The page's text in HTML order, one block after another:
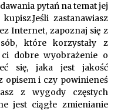
stół do jadalni? poradnik
opakowaniowe
różnych branż
pytań na temat jej
zastanawiasz
Internet, zapoznaj się z
które korzystały z
dobre wyobrażenie o
się, jaka jest jakość
opisem i czy powinieneś
z wygody częstych
jest ciągłe zmienianie